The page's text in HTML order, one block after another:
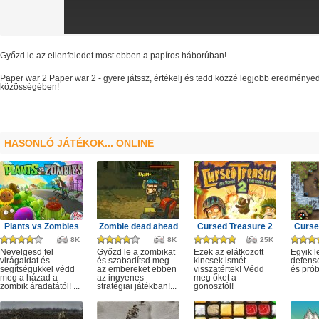
Győzd le az ellenfeledet most ebben a papíros háborúban!
Paper war 2 - gyere játssz, értékelj és tedd közzé legjobb
Paper war 2
közösségében!
HASONLÓ JÁTÉKOK... ONLINE
Plants vs Zombies
8K
Nevelgesd fel
virágaidat és
segítségükkel védd
meg a házad a
zombik áradatától! ...
Zombie dead ahead
8K
Győzd le a zombikat
és szabadítsd meg
az embereket ebben
az ingyenes
stratégiai játékban!...
Cursed Treasure 2
25K
Ezek az elátkozott
kincsek ismét
visszatértek! Védd
meg őket a
gonosztól!
Egyik
és